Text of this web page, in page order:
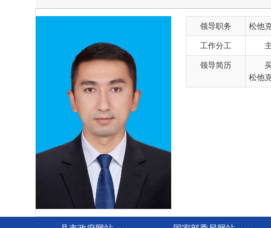
领导职务
松他
工作分工
领导简历
买
松他